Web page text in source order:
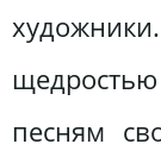
песням